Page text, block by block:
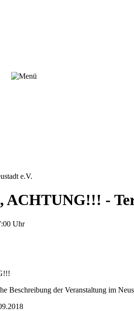
ACHTUNG!!! -
Uhr
Beschreibung der Veranstaltung im